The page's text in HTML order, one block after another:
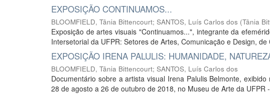
EXPOSIÇÃO CONTINUAMOS...
BLOOMFIELD, Tânia Bittencourt; SANTOS, Luís Carlos dos (Tânia
Exposição de artes visuais "Continuamos...", integrante da
Intersetorial da UFPR: Setores de Artes, Comunicação e Design,
EXPOSIÇÃO IRENA PALULIS: HUMANIDADE,
BLOOMFIELD, Tânia Bittencourt; SANTOS, Luís Carlos dos
Documentário sobre a artista visual Irena Palulis Belmonte,
28 de agosto a 26 de outubro de 2018, no Museu de Arte da UFPR